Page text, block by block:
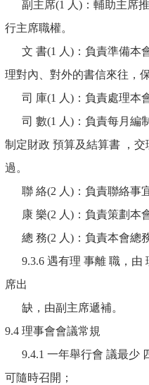
副主席(1 人)：輔助主席
行主席職權。
文 書(1 人)：負責準備本
理對內、對外的書信來往，
司 庫(1 人)：負責處理本
司 數(1 人)：負責每月編
制定財政 預算及結算書 ，
過。
聯 絡(2 人)：負責聯絡事
康 樂(2 人)：負責策劃本會
總 務(2 人)：負責本會總務
9.3.6 遇有理 事離 職，由
席出
缺，由副主席遞補。
9.4 理事會會議常規
9.4.1 一年舉行會 議最少
可隨時召開；